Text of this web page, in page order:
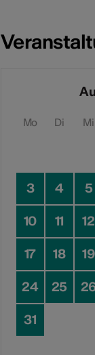
Mo Di Mi
3 4 5
10 11 12
17 18 19
24 25
31